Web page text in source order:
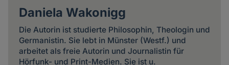
Daniela Wakonigg
Die Autorin ist studierte Philosophin, Theologin und
Germanistin. Sie lebt in Münster (Westf.) und
arbeitet als freie Autorin und Journalistin für
Hörfunk- und Print-Medien. Sie ist u.